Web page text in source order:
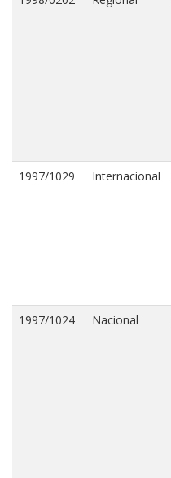
1997/1029 Internacional
1997/1024 Nacional